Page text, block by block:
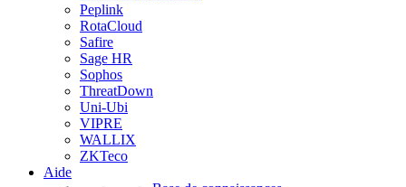
Peplink
RotaCloud
Safire
Sage HR
Sophos
ThreatDown
Uni-Ubi
VIPRE
WALLIX
ZKTeco
Aide